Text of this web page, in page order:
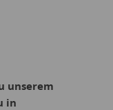
unserem
in